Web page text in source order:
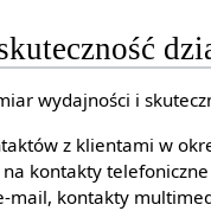
wydajności i
z klientami w
kontakty
mail, kontakty